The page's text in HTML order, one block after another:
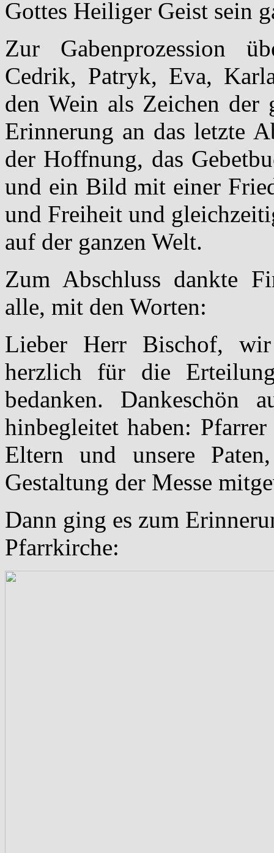
Gottes Heiliger Geist sein
Zur Gabenprozession
Cedrik, Patryk, Eva,
den Wein als Zeichen der
Erinnerung an das letzte
der Hoffnung, das
und ein Bild mit einer
und Freiheit und
auf der ganzen Welt.
Zum Abschluss dankte
alle, mit den Worten:
Lieber Herr Bischof,
herzlich für die
bedanken.
hinbegleitet haben:
Eltern und unsere
Gestaltung der Messe
Dann ging es zum
Pfarrkirche: